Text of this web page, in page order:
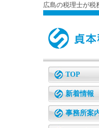
広島の税理士が税
TOP
新着情報
事務所案